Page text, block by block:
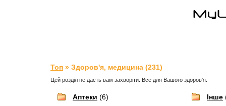
Топ » Здоров'я, медицина (231)
Цей розділ не дасть вам захворіти. Все для Вашого здоров'я.
Аптеки (6) Інше